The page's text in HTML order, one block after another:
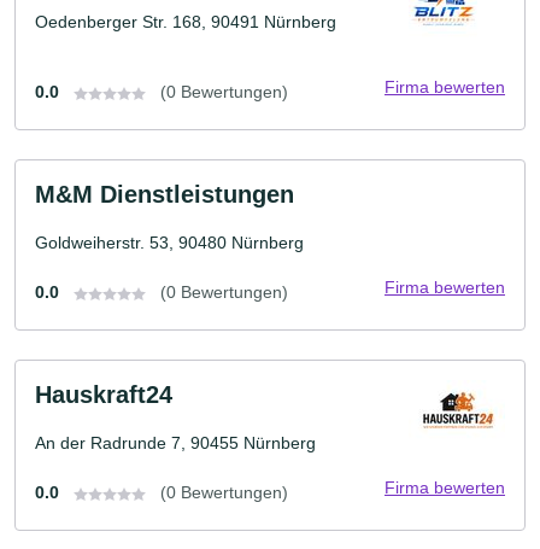
Oedenberger Str. 168, 90491 Nürnberg
0.0 (0 Bewertungen) Firma bewerten
M&M Dienstleistungen
Goldweiherstr. 53, 90480 Nürnberg
0.0 (0 Bewertungen) Firma bewerten
Hauskraft24
An der Radrunde 7, 90455 Nürnberg
0.0 (0 Bewertungen) Firma bewerten